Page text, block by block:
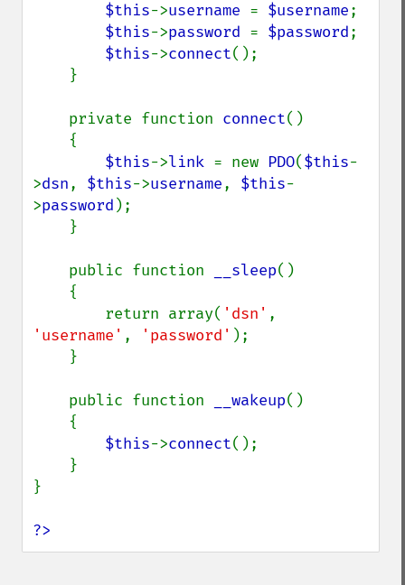
$this->username = $username;
$this->password = $password;
$this->connect();
    private function
connect()
$this->link = new PDO($this-
>dsn, $this->username, $this-
>password );
    public function
__sleep()
        return array(
'dsn'
'username' , 'password' );
    public function
__wakeup()
$this->connect();
}
?>